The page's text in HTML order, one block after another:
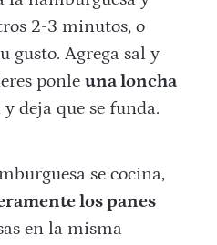
2-3 minutos, o
gusto. Agrega sal y
ponle una loncha
deja que se funda.
se cocina,
los panes
en la misma